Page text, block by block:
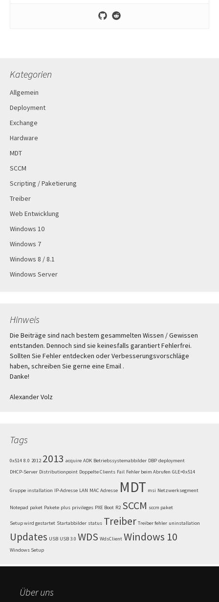
Kategorien
Allgemein
Deployment
Exchange
Hardware
MDT
SCCM
Scripting / Paketierung
Treiber
Web Entwicklung
Windows 10
Windows 7
Windows 8 / 8.1
Windows Server
Hinweis
Die Beiträge sind nach bestem gesammelten Wissen / Gewissen
entstanden. Dennoch sind sie keinesfalls garantiert Fehlerfrei.
Sollten Sie Fehler entdecken oder Verbesserungsvorschläge
haben, schreiben Sie gerne eine Email .
Danke!
Alexander Volz
Tags
0x514 8.0 2012 2013 acquire ADK Betriebssystemabbilder DBP deployment
DHCP-Server Distributionpoint Doppelte Clients Fail Fehler beim Abrufen GLE=0x514
Gruppe installation IP-Adresse LAN MAC Adresse MDT msi Netzwerksegment
Notepad paket Pakete plus privileges PXE Boot R2 SCCM sccm paket
Setup wird gestartet Startabbilder status Treiber Treiber fehler uninstallation
Updates USB USB 3.0 WDS WdsClient Windows 10
Windows Setup
Über uns